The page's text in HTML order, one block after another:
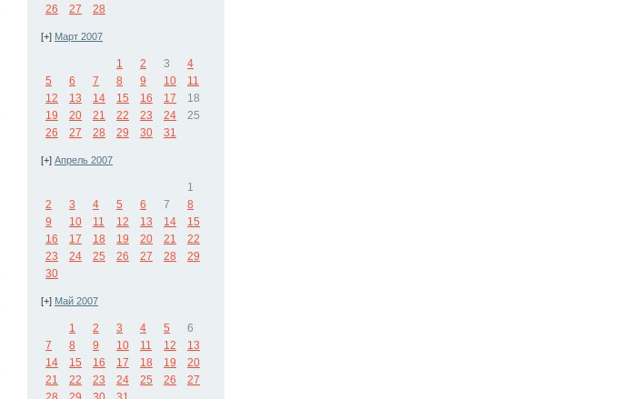
26
27 28
[+] Март 2007
1 2 3
4
5
6 7 8 9 10
11
12
13 14 15 16 17
18
19
20 21 22 23 24
25
26
27 28 29 30 31
[+] Апрель 2007
1
2
3 4 5 6 7
8
9
10 11 12 13 14
15
16
17 18 19 20 21
22
23
24 25 26 27 28
29
30
[+] Май 2007
1 2 3 4 5
6
7
8 9 10 11 12
13
14
15 16 17 18 19
20
21
22 23 24 25 26
27